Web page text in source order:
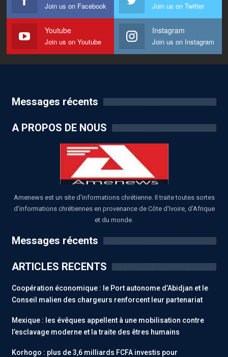
Join us on Facebook Join us on Twitter
Youtube
Join us on Youtube
Instagram
Join us on Instagram
Messages récents
A PROPOS DE NOUS
Amenews est un site d'informations chrétienne. Il traite toutes sortes
d'informations chrétiennes en provenance de Côte d'Ivoire, d'Afrique
et du monde.
Messages récents
ARTICLES RECENTS
Coopération économique : le Port autonome d’Abidjan et le
Conseil malien des chargeurs renforcent leur partenariat
Mexique : les évêques appellent à une mobilisation contre
l’esclavage moderne et la traite des êtres humains
Korhogo : plus de 3,6 milliards FCFA investis pour